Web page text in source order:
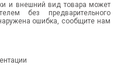
и внешний вид товара может
без предварительного
ошибка, сообщите нам